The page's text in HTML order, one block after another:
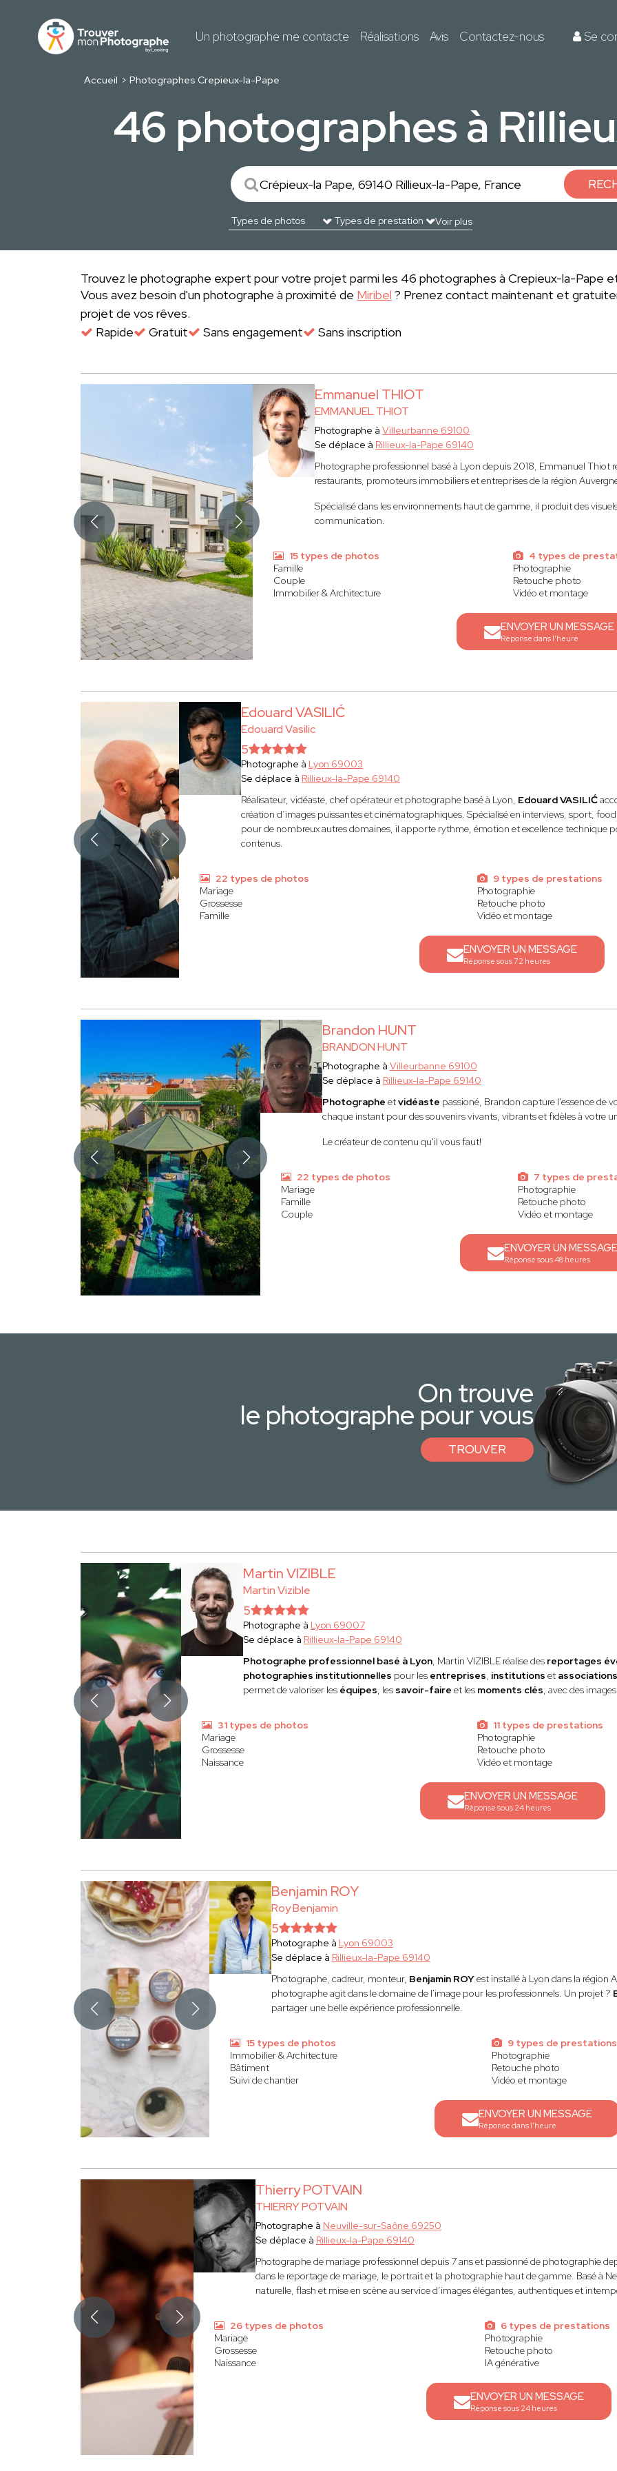
Un photographe me contacte Réalisations Avis Contactez-nous Se
Accueil Photographes Crepieux-la-Pape
46 photographes à
Voir plus
Trouvez le photographe expert pour votre projet parmi les 46 photographes à Crepieux-la-Pape
Vous avez besoin d'un photographe à proximité de Miribel ? Prenez contact maintenant et
projet de vos rêves.
Rapide
Gratuit Sans engagement Sans inscription
Emmanuel THIOT
EMMANUEL THIOT
Photographe àVilleurbanne 69100
Se déplace à Rillieux-la-Pape 69140
Photographe professionnel basé à Lyon depuis 2018, Emmanuel Thiot
restaurants, promoteurs immobiliers et entreprises de la région
Spécialisé dans les environnements haut de gamme, il produit des
communication.
15 types de photos
Famille
Couple
Immobilier & Architecture
4 types de
Photographie
Retouche photo
Vidéo et montage
ENVOYER UN MESSAGE
Réponse dans l'heure
Edouard VASILIĆ
Edouard Vasilic
5
Photographe à Lyon 69003
Se déplace à Rillieux-la-Pape 69140
Réalisateur, vidéaste, chef opérateur et photographe basé à Lyon, Edouard VASILIĆ
création d’images puissantes et cinématographiques. Spécialisé en interviews, sport,
pour de nombreux autres domaines, il apporte rythme, émotion et excellence technique
contenus.
22 types de photos
Mariage
Grossesse
Famille
9 types de prestations
Photographie
Retouche photo
Vidéo et montage
ENVOYER UN MESSAGE
Réponse sous 72 heures
Brandon HUNT
BRANDON HUNT
Photographe à Villeurbanne 69100
Se déplace à Rillieux-la-Pape 69140
Photographe etvidéaste passioné, Brandon capture l'essence de
chaque instant pour des souvenirs vivants, vibrants et fidèles à votre
Le créateur de contenu qu'il vous faut!
22 types de photos
Mariage
Famille
Couple
7 types de
Photographie
Retouche photo
Vidéo et montage
ENVOYER UN MESSAGE
Réponse sous 48 heures
On trouve
le photographe pour vous
TROUVER
Martin VIZIBLE
Martin Vizible
5
Photographe à Lyon 69007
Se déplace à Rillieux-la-Pape 69140
Photographe professionnel basé à Lyon, Martin VIZIBLE réalise des reportages
photographies institutionnelles pour les entreprises, institutions et associations
permet de valoriser les équipes, les savoir-faire et les moments clés, avec des
31 types de photos
Mariage
Grossesse
Naissance
11 types de prestations
Photographie
Retouche photo
Vidéo et montage
ENVOYER UN MESSAGE
Réponse sous 24 heures
Benjamin ROY
Roy Benjamin
5
Photographe à Lyon 69003
Se déplace à Rillieux-la-Pape 69140
Photographe, cadreur, monteur, Benjamin ROYest installé à Lyon dans la région
photographe agit dans le domaine de l'image pour les professionnels. Un projet ?
partager une belle expérience professionnelle.
15 types de photos
Immobilier & Architecture
Bâtiment
Suivi de chantier
9 types de prestations
Photographie
Retouche photo
Vidéo et montage
ENVOYER UN MESSAGE
Réponse dans l'heure
Thierry POTVAIN
THIERRY POTVAIN
Photographe à Neuville-sur-Saône 69250
Se déplace à Rillieux-la-Pape 69140
Photographe de mariage professionnel depuis 7 ans et passionné de photographie
dans le reportage de mariage, le portrait et la photographie haut de gamme. Basé à
naturelle, flash et mise en scène au service d’images élégantes, authentiques et
26 types de photos
Mariage
Grossesse
Naissance
6 types de prestations
Photographie
Retouche photo
IA générative
ENVOYER UN MESSAGE
Réponse sous 24 heures